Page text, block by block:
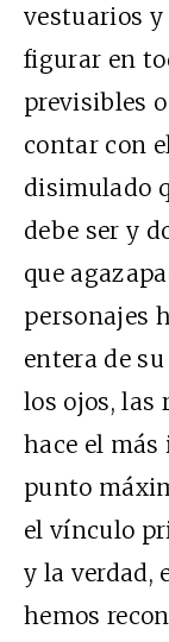
vestuarios
figurar en
previsibles
contar con
disimulado
debe ser y
que
personajes
entera de
los ojos, las
hace el
punto
el vínculo
y la verdad,
hemos